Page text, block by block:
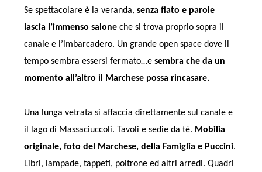
Se spettacolare è la veranda, senza fiato e parole
lascia l’immenso saloneche si trova proprio sopra il
canale e l’imbarcadero. Un grande open space dove il
tempo sembra essersi fermato…e sembra che da un
momento all’altro il Marchese possa rincasare.
Una lunga vetrata si affaccia direttamente sul canale e
il lago di Massaciuccoli. Tavoli e sedie da tè. Mobilia
originale, foto del Marchese, della Famiglia e Puccini.
Libri, lampade, tappeti, poltrone ed altri arredi. Quadri